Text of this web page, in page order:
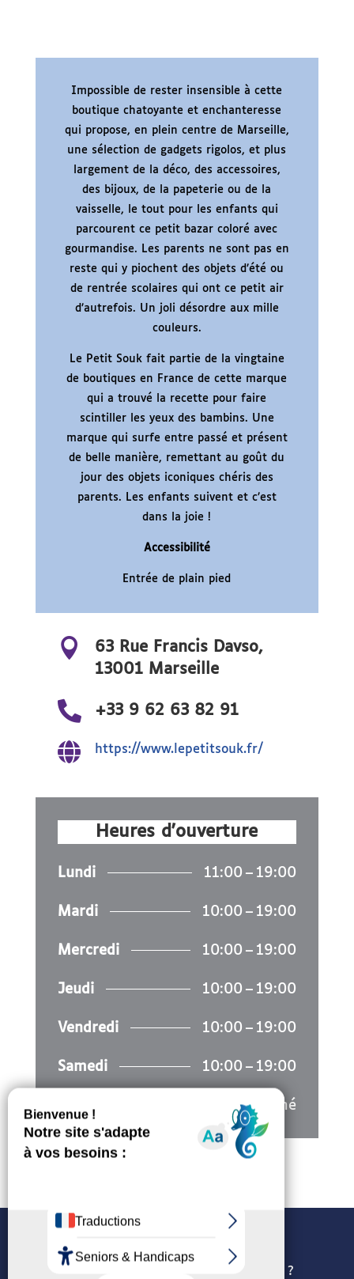
Impossible de rester insensible à cette
boutique chatoyante et enchanteresse
qui propose, en plein centre de Marseille,
une sélection de gadgets rigolos, et plus
largement de la déco, des accessoires,
des bijoux, de la papeterie ou de la
vaisselle, le tout pour les enfants qui
parcourent ce petit bazar coloré avec
gourmandise. Les parents ne sont pas en
reste qui y piochent des objets d’été ou
de rentrée scolaires qui ont ce petit air
d’autrefois. Un joli désordre aux mille
couleurs.
Le Petit Souk fait partie de la vingtaine
de boutiques en France de cette marque
qui a trouvé la recette pour faire
scintiller les yeux des bambins. Une
marque qui surfe entre passé et présent
de belle manière, remettant au goût du
jour des objets iconiques chéris des
parents. Les enfants suivent et c’est
dans la joie !
Accessibilité
Entrée de plain pied

63 Rue Francis Davso,
13001 Marseille
 +33 9 62 63 82 91
 https://www.lepetitsouk.fr/
Heures d'ouverture
Lundi 11:00 – 19:00
Mardi 10:00 – 19:00
Mercredi 10:00 – 19:00
Jeudi 10:00 – 19:00
Vendredi 10:00 – 19:00
Samedi 10:00 – 19:00
Dimanche Fermé
Politique de confidentialité
Comment utilisons-nous les cookies ?